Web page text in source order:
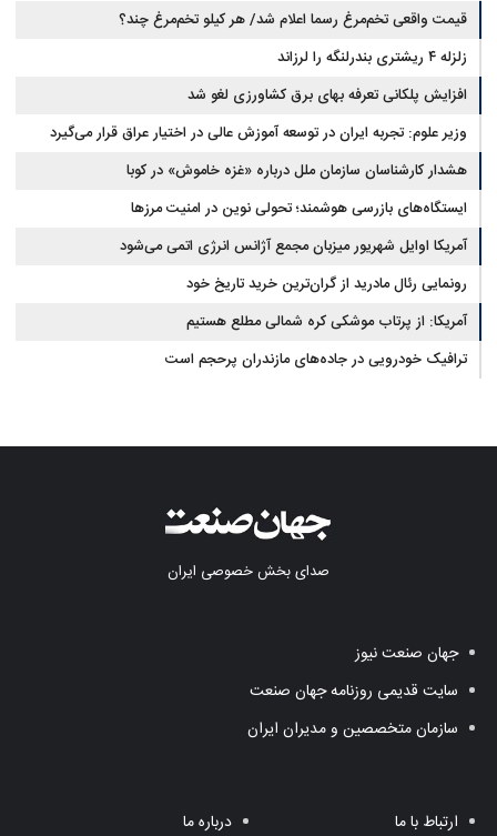
بوفالو از کجا وارد می‌شود؟/ هر کیلو بوفالو با چه قیمتی به فروش می‌رود؟
قیمت واقعی تخم‌مرغ رسما اعلام شد/ هر کیلو تخم‌مرغ چند؟
زلزله ۴ ریشتری بندرلنگه را لرزاند
افزایش پلکانی تعرفه بهای برق کشاورزی لغو شد
وزیر علوم: تجربه ایران در توسعه آموزش عالی در اختیار عراق قرار می‌گیرد
هشدار کارشناسان سازمان ملل درباره «غزه‌ خاموش» در کوبا
ایستگاه‌های بازرسی هوشمند؛ تحولی نوین در امنیت مرزها
آمریکا اوایل شهریور میزبان مجمع آژانس انرژی اتمی می‌شود
رونمایی رئال مادرید از گران‌ترین خرید تاریخ خود
آمریکا: از پرتاب موشکی کره شمالی مطلع هستیم
ترافیک خودرویی در جاده‌های مازندران پرحجم است
صدای بخش خصوصی ایران
جهان صنعت نیوز
سایت قدیمی روزنامه جهان صنعت
سازمان متخصصین و مدیران ایران
ارتباط با ما درباره ما